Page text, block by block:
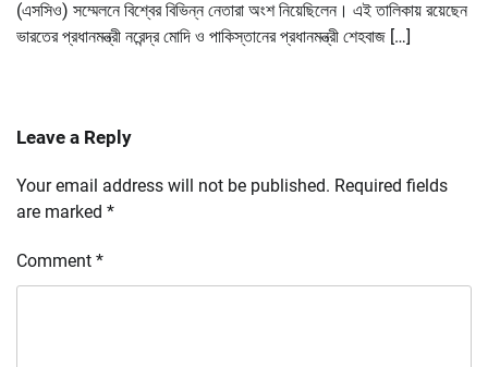
(এসসিও) সম্মেলনে বিশ্বের বিভিন্ন নেতারা অংশ নিয়েছিলেন। এই তালিকায় রয়েছেন
ভারতের প্রধানমন্ত্রী নরেন্দ্র মোদি ও পাকিস্তানের প্রধানমন্ত্রী শেহবাজ […]
Leave a Reply
Your email address will not be published. Required fields
are marked *
Comment *